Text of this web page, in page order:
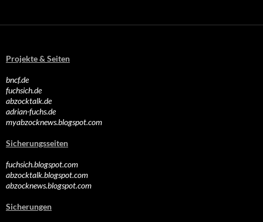
Projekte & Seiten
bncf.de
fuchsich.de
abzocktalk.de
adrian-fuchs.de
myabzocknews.blogspot.com
Sicherungsseiten
fuchsich.blogspot.com
abzocktalk.blogspot.com
abzocknews.blogspot.com
Sicherungen